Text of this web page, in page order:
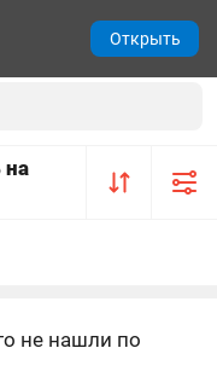
на
не нашли по
Открыть